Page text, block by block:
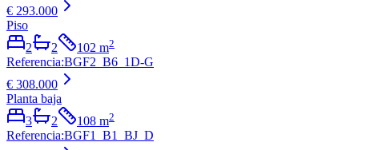
€ 293.000
Piso
2
2 102 m2
Referencia:BGF2_B6_1D-G
€ 308.000
Planta baja
3
2 108 m2
Referencia:BGF1_B1_BJ_D